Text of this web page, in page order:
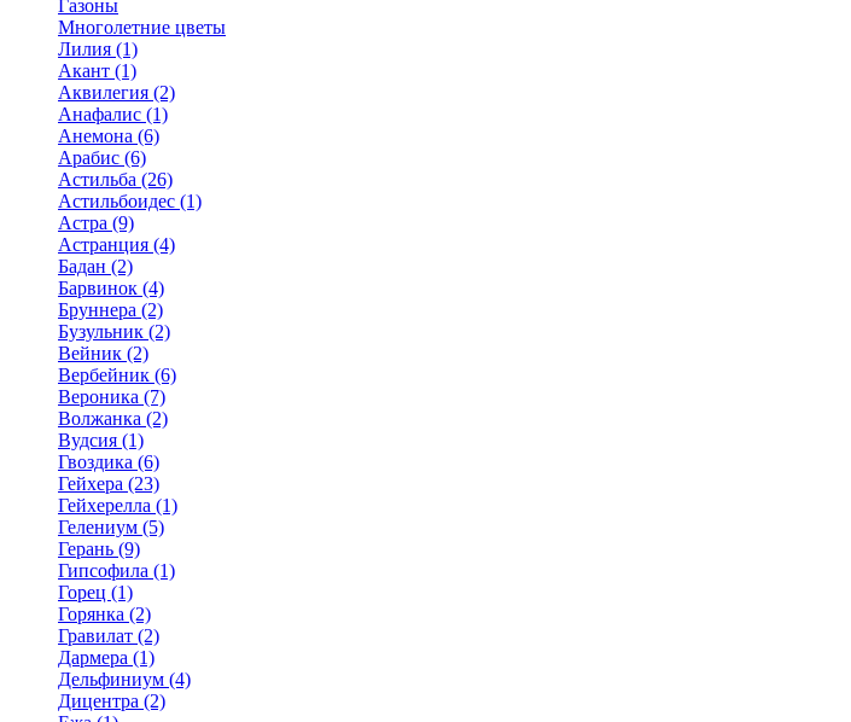
Газоны
Многолетние цветы
Лилия (1)
Акант (1)
Аквилегия (2)
Анафалис (1)
Анемона (6)
Арабис (6)
Астильба (26)
Астильбоидес (1)
Астра (9)
Астранция (4)
Бадан (2)
Барвинок (4)
Бруннера (2)
Бузульник (2)
Вейник (2)
Вербейник (6)
Вероника (7)
Волжанка (2)
Вудсия (1)
Гвоздика (6)
Гейхера (23)
Гейхерелла (1)
Гелениум (5)
Герань (9)
Гипсофила (1)
Горец (1)
Горянка (2)
Гравилат (2)
Дармера (1)
Дельфиниум (4)
Дицентра (2)